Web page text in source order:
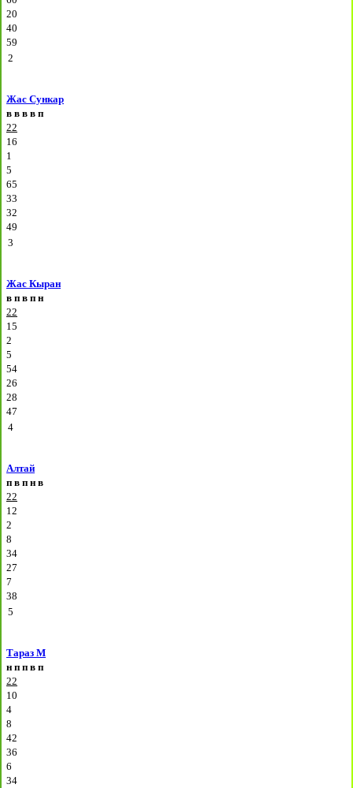
20
40
59
2
Жас Сункар
в в в в п
22
16
1
5
65
33
32
49
3
Жас Кыран
в п в п н
22
15
2
5
54
26
28
47
4
Алтай
п в п н в
22
12
2
8
34
27
7
38
5
Тараз М
н п п в п
22
10
4
8
42
36
6
34